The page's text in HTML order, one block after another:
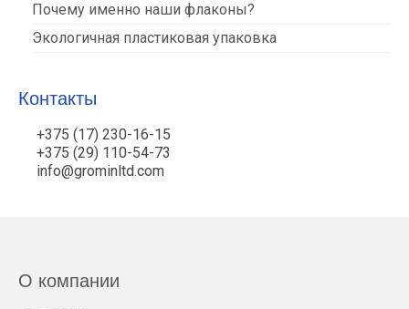
Почему именно наши флаконы?
Экологичная пластиковая упаковка
Контакты
+375 (17) 230-16-15
+375 (29) 110-54-73
info@grominltd.com
О компании